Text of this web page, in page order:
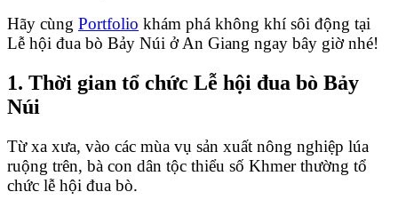
Hãy cùng Portfolio khám phá không khí sôi động tại
Lễ hội đua bò Bảy Núi ở An Giang ngay bây giờ nhé!
1. Thời gian tổ chức Lễ hội đua bò Bảy
Núi
Từ xa xưa, vào các mùa vụ sản xuất nông nghiệp lúa
ruộng trên, bà con dân tộc thiểu số Khmer thường tổ
chức lễ hội đua bò.